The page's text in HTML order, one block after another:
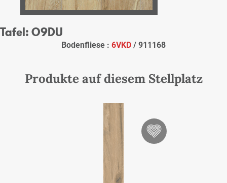
Tafel: O9DU
Bodenfliese : 6VKD / 911168
Produkte auf diesem Stellplatz